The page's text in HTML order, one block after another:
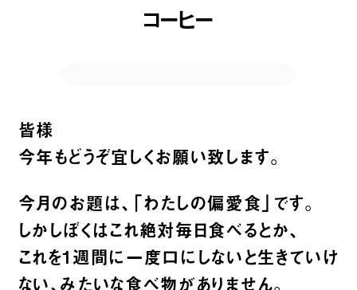
コーヒー
皆様
今年もどうぞ宜しくお願い致します。
今月のお題は、「わたしの偏愛食」です。
しかしぼくはこれ絶対毎日食べるとか、
これを1週間に一度口にしないと生きていけ
ない、みたいな食べ物がありません。